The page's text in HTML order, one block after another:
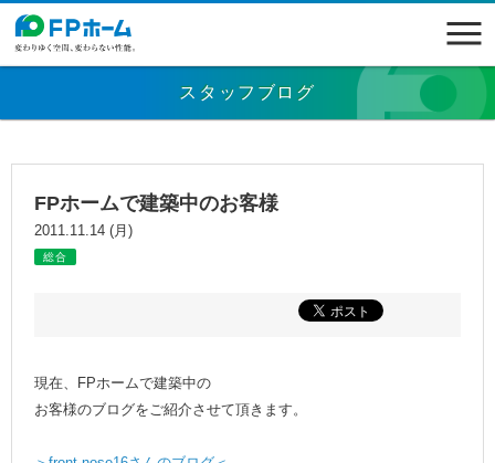
スタッフブログ
FPホームで建築中のお客様
2011.11.14 (月)
総合
現在、FPホームで建築中の
お客様のブログをご紹介させて頂きます。